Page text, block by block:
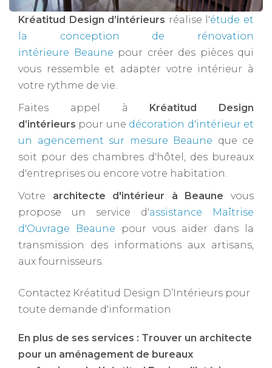
Kréatitud Design d’intérieurs réalise l'étude et
la conception de rénovation
intérieure Beaune pour créer des pièces qui
vous ressemble et adapter votre intérieur à
votre rythme de vie.
Faites appel à
Kréatitud Design
d’intérieurs pour une décoration d'intérieur et
un agencement sur mesure Beaune que ce
soit pour des chambres d'hôtel, des bureaux
d'entreprises ou encore votre habitation.
Votre architecte d'intérieur à Beaune ​vous
propose un service d'assistance Maîtrise
d'Ouvrage Beaune pour vous aider dans la
transmission des informations aux artisans,
aux fournisseurs.
Contactez Kréatitud Design D’Intérieurs pour
toute demande d'information
En plus de ses services : Trouver un architecte
pour un aménagement de bureaux